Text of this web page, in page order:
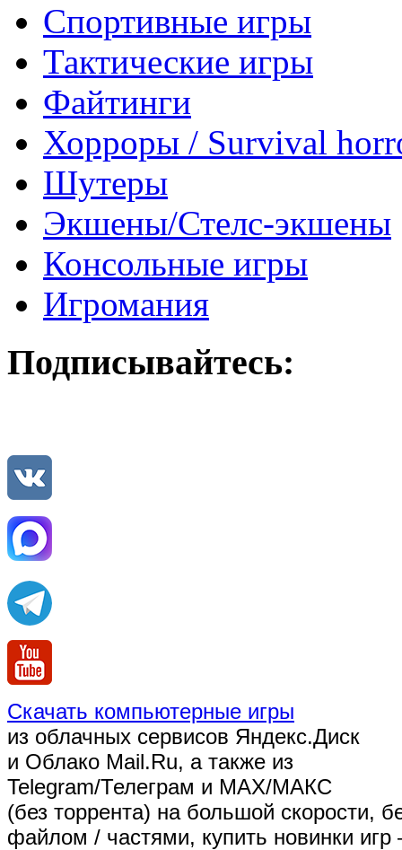
Спортивные игры
Тактические игры
Файтинги
Хорроры / Survival
Шутеры
Экшены/Стелс-экшены
Консольные игры
Игромания
Подписывайтесь:
Скачать компьютерные игры
из облачных сервисов Яндекс.Диск
и Облако Mail.Ru, а также из
Telegram/Телеграм и MAX/МАКС
(без торрента) на большой скорости,
файлом / частями, купить новинки